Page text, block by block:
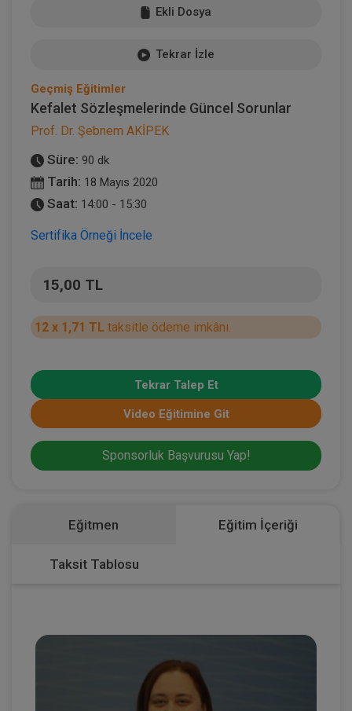
Ekli Dosya
Tekrar İzle
Geçmiş Eğitimler
Kefalet Sözleşmelerinde Güncel Sorunlar
Prof. Dr. Şebnem AKİPEK
Süre: 90 dk
Tarih: 18 Mayıs 2020
Saat: 14:00 - 15:30
Sertifika Örneği İncele
15,00 TL
12 x 1,71 TL taksitle ödeme imkânı.
Tekrar Talep Et
Video Eğitimine Git
Sponsorluk Başvurusu Yap!
Eğitmen Eğitim İçeriği
Taksit Tablosu